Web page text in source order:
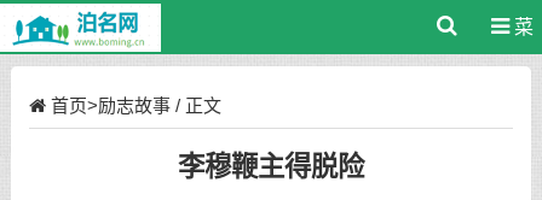
菜
首页>励志故事/ 正文
李穆鞭主得脱险